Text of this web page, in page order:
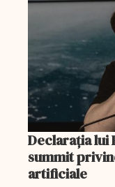
Declarația lui
summit
artificiale